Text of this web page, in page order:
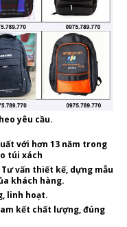
yêu cầu.
với hơn 13 năm trong
túi xách
vấn thiết kế, dựng mẫu
khách hàng.
linh hoạt.
kết chất lượng, đúng